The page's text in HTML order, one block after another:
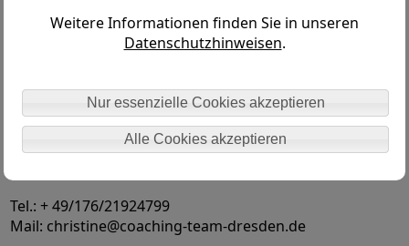
Weitere Informationen finden Sie in unseren
Datenschutzhinweisen.
Nur essenzielle Cookies akzeptieren
Alle Cookies akzeptieren
Dittersbacher Straße 4
01328 Dresden
Tel.: + 49/176/21924799
Mail: christine@coaching-team-dresden.de